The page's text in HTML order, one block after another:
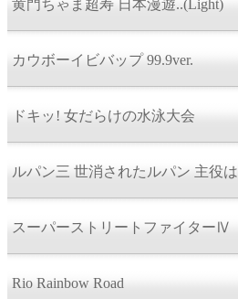
黄門ちゃま超寿 日本漫遊..(Light)
カウボーイビバップ 99.9ver.
ドキッ! 女だらけの水泳大会
ルパン三 世消されたルパン 主役は
スーパーストリートファイターⅣ
Rio Rainbow Road